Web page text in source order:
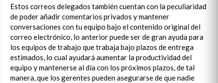
Estos correos delegados también cuentan con la peculiaridad
de poder añadir comentarios privados y mantener
conversaciones con tu equipo bajo el contenido original del
correo electrónico, lo anterior puede ser de gran ayuda para
los equipos de trabajo que trabaja bajo plazos de entrega
estimados, lo cual ayudará aumentar la productividad del
equipo y mantenerse al día con los próximos plazos, de tal
manera, que los gerentes pueden asegurarse de que nadie